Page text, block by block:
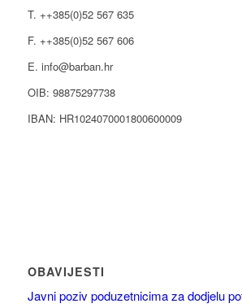
T. ++385(0)52 567 635
F. ++385(0)52 567 606
E. info@barban.hr
OIB: 98875297738
IBAN: HR1024070001800600009
OBAVIJESTI
Javni poziv poduzetnicima za dodjelu